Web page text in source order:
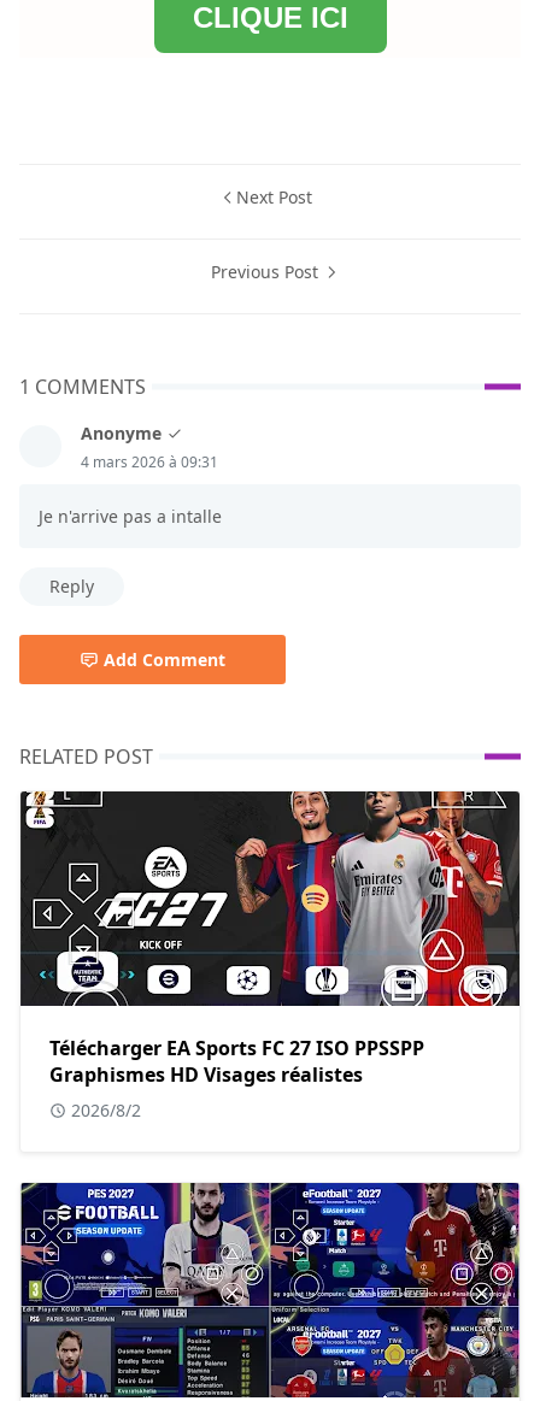
CLIQUE ICI
Next Post
Previous Post
1 COMMENTS
Anonyme
4 mars 2026 à 09:31
Je n'arrive pas a intalle
Reply
Add Comment
RELATED POST
Télécharger EA Sports FC 27 ISO PPSSPP
Graphismes HD Visages réalistes
2026/8/2